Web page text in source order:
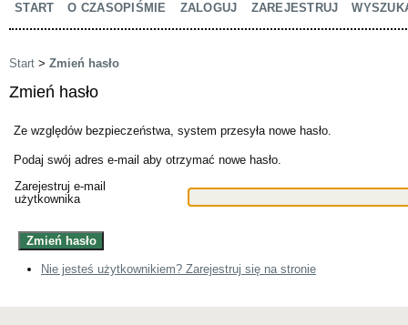
START O CZASOPIŚMIE ZALOGUJ ZAREJESTRUJ
Start > Zmień hasło
Zmień hasło
Ze względów bezpieczeństwa, system przesyła nowe hasło.
Podaj swój adres e-mail aby otrzymać nowe hasło.
Zarejestruj e-mail
użytkownika
Nie jesteś użytkownikiem? Zarejestruj się na stronie